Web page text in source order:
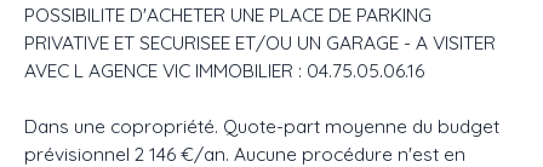
POSSIBILITE D'ACHETER UNE PLACE DE PARKING
PRIVATIVE ET SECURISEE ET/OU UN GARAGE - A VISITER
AVEC L AGENCE VIC IMMOBILIER : 04.75.05.06.16
Dans une copropriété. Quote-part moyenne du budget
prévisionnel 2 146 €/an. Aucune procédure n'est en